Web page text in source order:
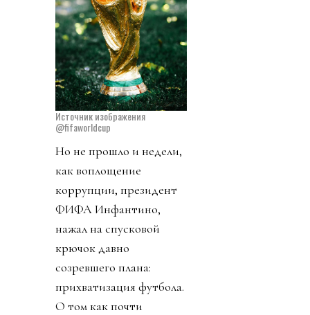
Источник изображения
@fifaworldcup
Но не прошло и недели,
как воплощение
коррупции, президент
ФИФА Инфантино,
нажал на спусковой
крючок давно
созревшего плана:
прихватизация футбола.
О том как почти